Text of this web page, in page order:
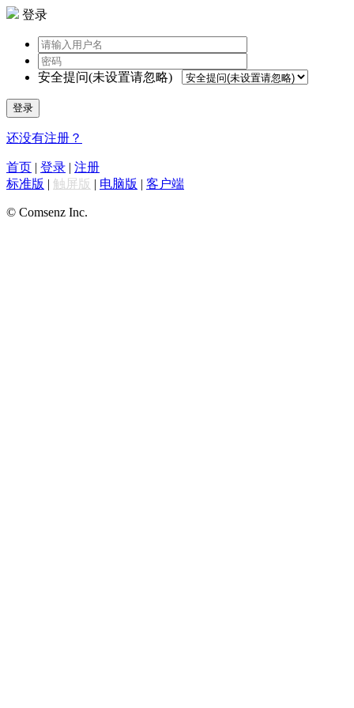
登录
安全提问(未设置请忽略)
登录
还没有注册？
首页 | 登录 | 注册
标准版 | 触屏版 | 电脑版 | 客户端
© Comsenz Inc.